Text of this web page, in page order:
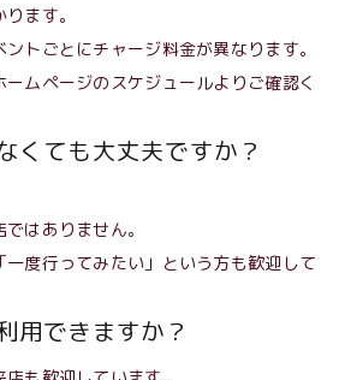
ます。
トごとにチャージ料金が異なります。
ムページのスケジュールよりご確認く
くても大丈夫ですか？
はありません。
一度行ってみたい」という方も歓迎して
用できますか？